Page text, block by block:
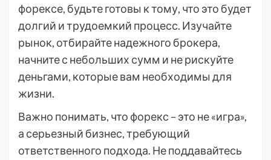
форексе, будьте готовы к тому, что это будет
долгий и трудоемкий процесс. Изучайте
рынок, отбирайте надежного брокера,
начните с небольших сумм и не рискуйте
деньгами, которые вам необходимы для
жизни.
Важно понимать, что форекс – это не «игра»,
а серьезный бизнес, требующий
ответственного подхода. Не поддавайтесь